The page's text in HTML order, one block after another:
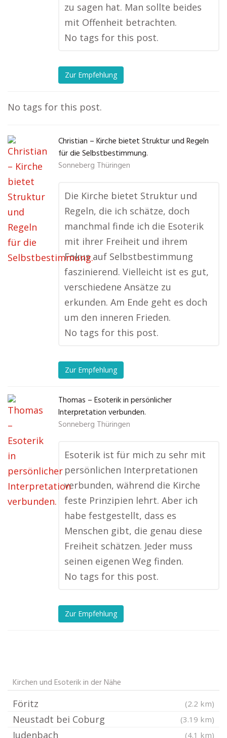
zu sagen hat. Man sollte beides
mit Offenheit betrachten.
No tags for this post.
Zur Empfehlung
No tags for this post.
Christian – Kirche bietet Struktur und Regeln
für die Selbstbestimmung.
Sonneberg Thüringen
Die Kirche bietet Struktur und
Regeln, die ich schätze, doch
manchmal finde ich die Esoterik
mit ihrer Freiheit und ihrem
Fokus auf Selbstbestimmung
faszinierend. Vielleicht ist es gut,
verschiedene Ansätze zu
erkunden. Am Ende geht es doch
um den inneren Frieden.
No tags for this post.
Zur Empfehlung
Thomas – Esoterik in persönlicher
Interpretation verbunden.
Sonneberg Thüringen
Esoterik ist für mich zu sehr mit
persönlichen Interpretationen
verbunden, während die Kirche
feste Prinzipien lehrt. Aber ich
habe festgestellt, dass es
Menschen gibt, die genau diese
Freiheit schätzen. Jeder muss
seinen eigenen Weg finden.
No tags for this post.
Zur Empfehlung
Kirchen und Esoterik in der Nähe
Föritz (2.2 km)
Neustadt bei Coburg (3.19 km)
Judenbach (4.1 km)